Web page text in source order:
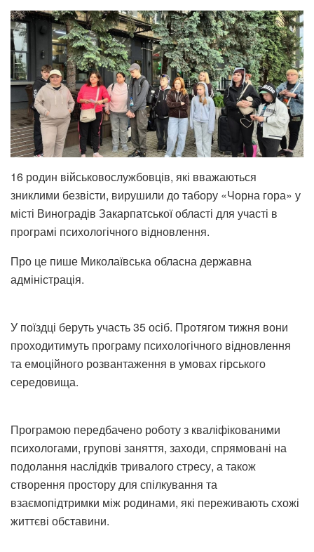
16 родин військовослужбовців, які вважаються
зниклими безвісти, вирушили до табору «Чорна гора» у
місті Виноградів Закарпатської області для участі в
програмі психологічного відновлення.
Про це пише Миколаївська обласна державна
адміністрація.
У поїздці беруть участь 35 осіб. Протягом тижня вони
проходитимуть програму психологічного відновлення
та емоційного розвантаження в умовах гірського
середовища.
Програмою передбачено роботу з кваліфікованими
психологами, групові заняття, заходи, спрямовані на
подолання наслідків тривалого стресу, а також
створення простору для спілкування та
взаємопідтримки між родинами, які переживають схожі
життєві обставини.